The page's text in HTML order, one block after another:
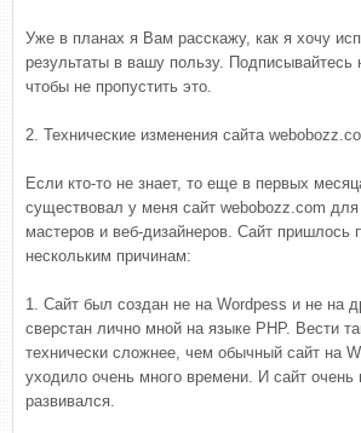
Уже в планах я Вам расскажу, как я хочу
результаты в вашу пользу. Подписывайтесь
чтобы не пропустить это.
2. Технические изменения сайта
Если кто-то не знает, то еще в первых
существовал у меня сайт webobozz.com
мастеров и веб-дизайнеров. Сайт пришлось
нескольким причинам:
1. Сайт был создан не на Wordpess и не на
сверстан лично мной на языке PHP. Вести
технически сложнее, чем обычный сайт на
уходило очень много времени. И сайт очень
развивался.